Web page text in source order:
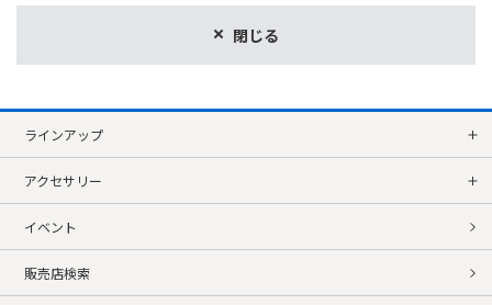
閉じる
ラインアップ
アクセサリー
イベント
販売店検索